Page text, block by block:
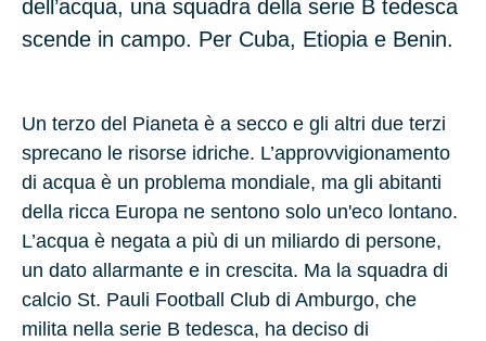
dell’acqua, una squadra della serie B tedesca
scende in campo. Per Cuba, Etiopia e Benin.
Un terzo del Pianeta è a secco e gli altri due terzi
sprecano le risorse idriche. L’approvvigionamento
di acqua è un problema mondiale, ma gli abitanti
della ricca Europa ne sentono solo un'eco lontano.
L’acqua è negata a più di un miliardo di persone,
un dato allarmante e in crescita. Ma la squadra di
calcio St. Pauli Football Club di Amburgo, che
milita nella serie B tedesca, ha deciso di